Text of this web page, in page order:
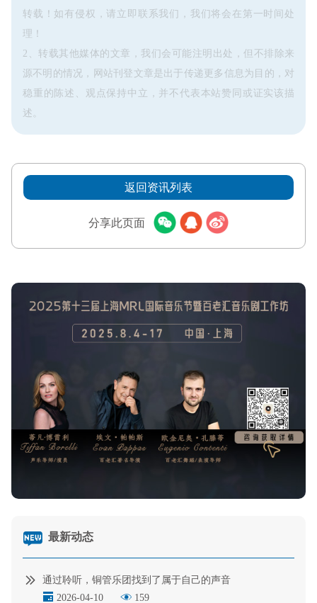
转载！如有侵权，请立即联系我们，我们将会在第一时间处
理！
2、转载其他媒体的文章，我们会可能注明出处，但不排除来
源不明的情况，网站刊登文章是出于传递更多信息为目的，对
稳重的陈述、观点保持中立，并不代表本站赞同或证实该描
述。
返回资讯列表
分享此页面
最新动态
通过聆听，铜管乐团找到了属于自己的声音
2026-04-10
159